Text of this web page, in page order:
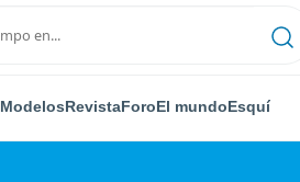
ModelosRevistaForoEl mundoEsquí